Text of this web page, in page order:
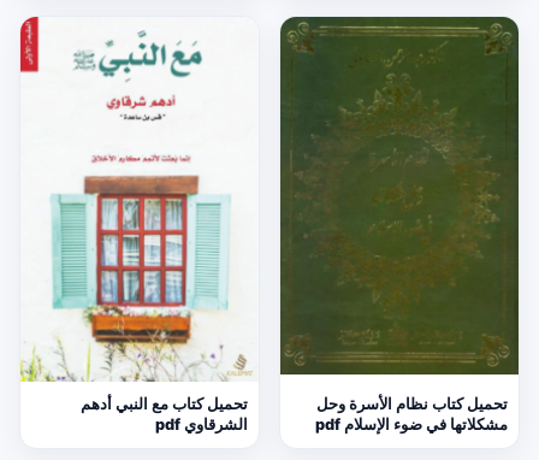
تحميل كتاب نظام الأسرة وحل
مشكلاتها في ضوء الإسلام pdf
تحميل كتاب مع النبي أدهم
الشرقاوي pdf